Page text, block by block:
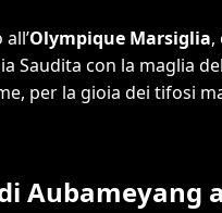
Olympique Marsiglia,
con la maglia
per la gioia dei tifosi
Aubameyang